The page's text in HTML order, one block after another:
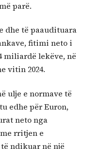
parë.
dhe të paaudituara
fitimi neto i
miliardë lekëve, në
vitin 2024.
ulje e normave të
edhe për Euron,
neto nga
rritjen e
ndikuar në një